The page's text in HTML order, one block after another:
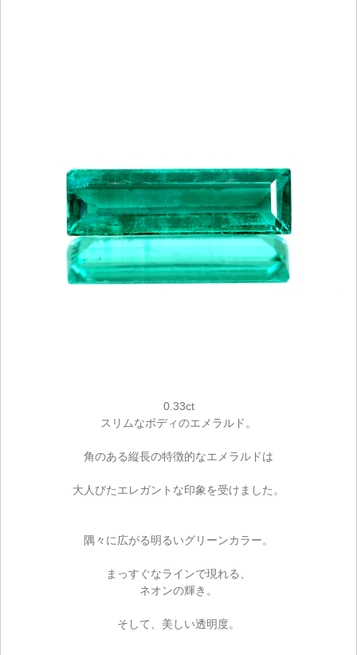
0.33ct
スリムなボディのエメラルド。
角のある縦長の特徴的なエメラルドは
大人びたエレガントな印象を受けました。
隅々に広がる明るいグリーンカラー。
まっすぐなラインで現れる、
ネオンの輝き。
そして、美しい透明度。